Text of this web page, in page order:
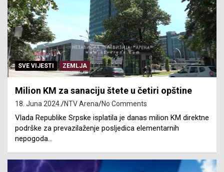
SVE VIJESTI ZEMLJA
Milion KM za sanaciju štete u četiri opštine
18. Juna 2024. NTV Arena No Comments
Vlada Republike Srpske isplatila je danas milion KM direktne
podrške za prevazilaženje posljedica elementarnih
nepogoda…